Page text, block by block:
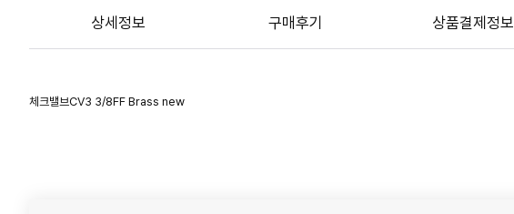
상세정보 구매후기 상품결제정보
체크밸브CV3 3/8FF Brass new